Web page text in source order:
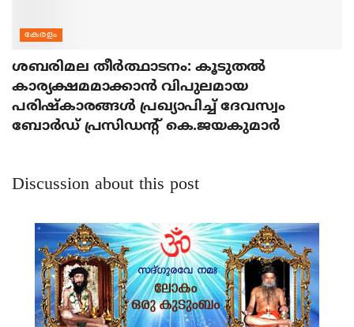
കേരളം
ശബരിമല തീര്‍ത്ഥാടനം: കൂടുതല്‍
കാര്യക്ഷമമാക്കാന്‍ വിപുലമായ
പരിഷ്‌കാരങ്ങള്‍ പ്രഖ്യാപിച്ച് ദേവസ്വം
ബോര്‍ഡ് പ്രസിഡന്റ് കെ.ജയകുമാര്‍
Discussion about this post